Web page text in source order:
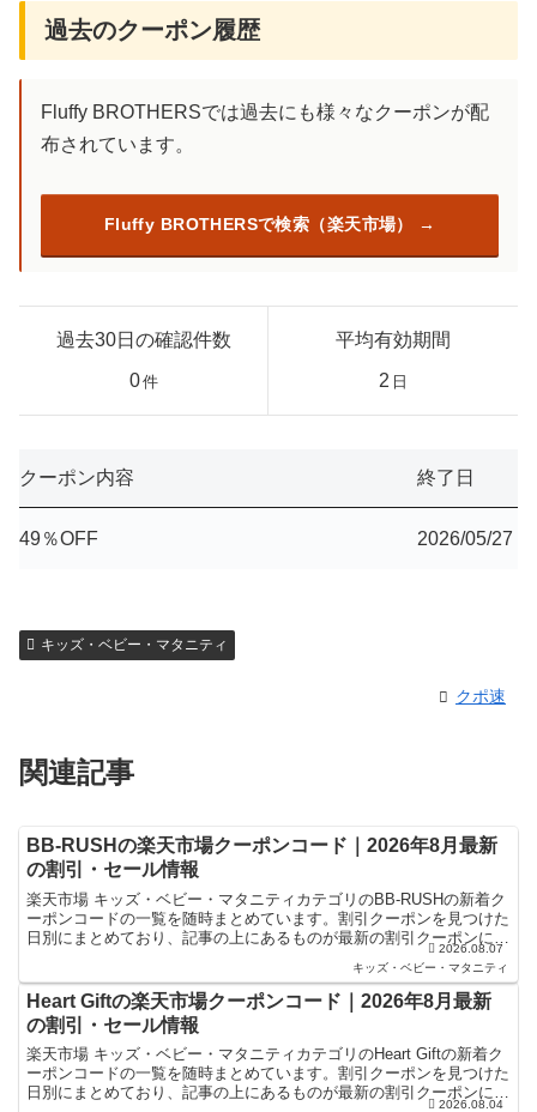
過去のクーポン履歴
Fluffy BROTHERSでは過去にも様々なクーポンが配
布されています。
Fluffy BROTHERSで検索（楽天市場）
過去30日の確認件数
0件
平均有効期間
2 日
クーポン内容 終了日
49％OFF 2026/05/27
キッズ・ベビー・マタニティ
クポ速
関連記事
BB-RUSHの楽天市場クーポンコード｜2026年8月最新
の割引・セール情報
楽天市場 キッズ・ベビー・マタニティカテゴリのBB-RUSHの新着ク
ーポンコードの一覧を随時まとめています。割引クーポンを見つけた
日別にまとめており、記事の上にあるものが最新の割引クーポンにな
2026.08.07
キッズ・ベビー・マタニティ
Heart Giftの楽天市場クーポンコード｜2026年8月最新
の割引・セール情報
楽天市場 キッズ・ベビー・マタニティカテゴリのHeart Giftの新着ク
ーポンコードの一覧を随時まとめています。割引クーポンを見つけた
日別にまとめており、記事の上にあるものが最新の割引クーポンにな
2026.08.04